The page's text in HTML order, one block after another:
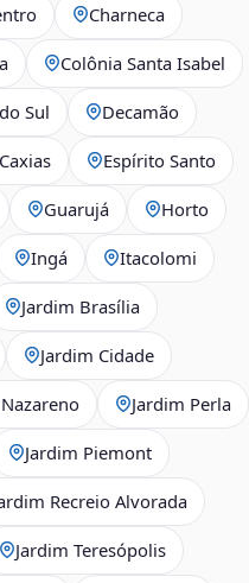
Charneca
Colônia Santa Isabel
Sul Decamão
Espírito Santo
Guarujá Horto
Ingá Itacolomi
Jardim Brasília
Jardim Cidade
Jardim Perla
Jardim Piemont
Recreio Alvorada
Jardim Teresópolis